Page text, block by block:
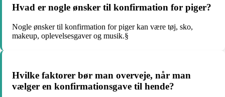
Hvad er nogle ønsker til konfirmation for piger?
Nogle ønsker til konfirmation for piger kan være tøj, sko,
makeup, oplevelsesgaver og musik.§
Hvilke faktorer bør man overveje, når man
vælger en konfirmationsgave til hende?